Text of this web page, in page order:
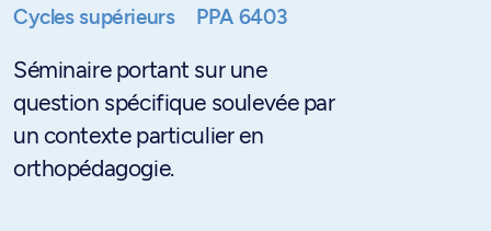
Cycles supérieurs PPA 6403
Séminaire portant sur une
question spécifique soulevée par
un contexte particulier en
orthopédagogie.